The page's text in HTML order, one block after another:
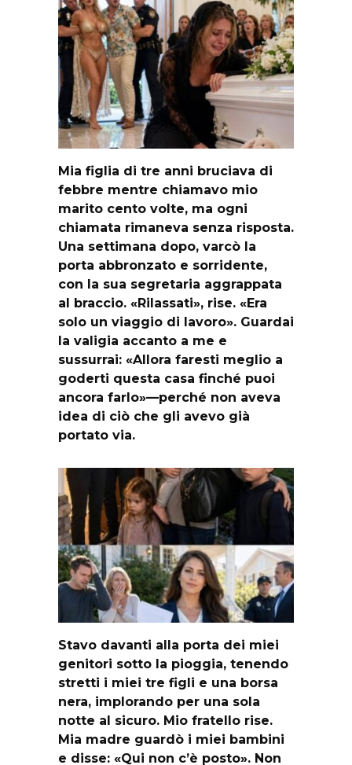
Mia figlia di tre anni bruciava di
febbre mentre chiamavo mio
marito cento volte, ma ogni
chiamata rimaneva senza risposta.
Una settimana dopo, varcò la
porta abbronzato e sorridente,
con la sua segretaria aggrappata
al braccio. «Rilassati», rise. «Era
solo un viaggio di lavoro». Guardai
la valigia accanto a me e
sussurrai: «Allora faresti meglio a
goderti questa casa finché puoi
ancora farlo»—perché non aveva
idea di ciò che gli avevo già
portato via.
Stavo davanti alla porta dei miei
genitori sotto la pioggia, tenendo
stretti i miei tre figli e una borsa
nera, implorando per una sola
notte al sicuro. Mio fratello rise.
Mia madre guardò i miei bambini
e disse: «Qui non c’è posto». Non